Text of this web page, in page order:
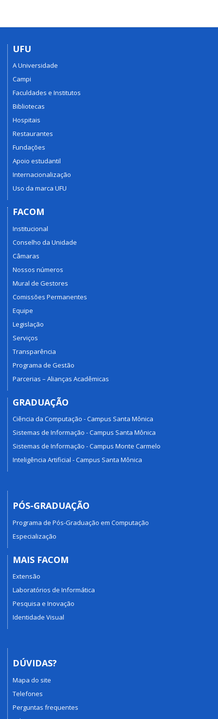
UFU
A Universidade
Campi
Faculdades e Institutos
Bibliotecas
Hospitais
Restaurantes
Fundações
Apoio estudantil
Internacionalização
Uso da marca UFU
FACOM
Institucional
Conselho da Unidade
Câmaras
Nossos números
Mural de Gestores
Comissões Permanentes
Equipe
Legislação
Serviços
Transparência
Programa de Gestão
Parcerias – Alianças Acadêmicas
GRADUAÇÃO
Ciência da Computação - Campus Santa Mônica
Sistemas de Informação - Campus Santa Mônica
Sistemas de Informação - Campus Monte Carmelo
Inteligência Artificial - Campus Santa Mônica
PÓS-GRADUAÇÃO
Programa de Pós-Graduação em Computação
Especialização
MAIS FACOM
Extensão
Laboratórios de Informática
Pesquisa e Inovação
Identidade Visual
DÚVIDAS?
Mapa do site
Telefones
Perguntas frequentes